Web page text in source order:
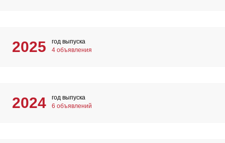
2025
год выпуска
4 объявления
2024
год выпуска
6 объявлений